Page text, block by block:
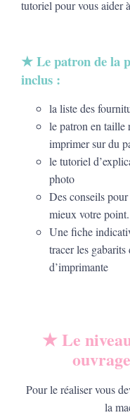
tutoriel pour vous aider
★Le patron de la
inclus :
la liste des
le patron en taille
imprimer sur du
le tutoriel
photo
Des conseils
mieux votre point.
Une fiche
tracer les
d’imprimante
★ Le
Pour le réaliser vous
la